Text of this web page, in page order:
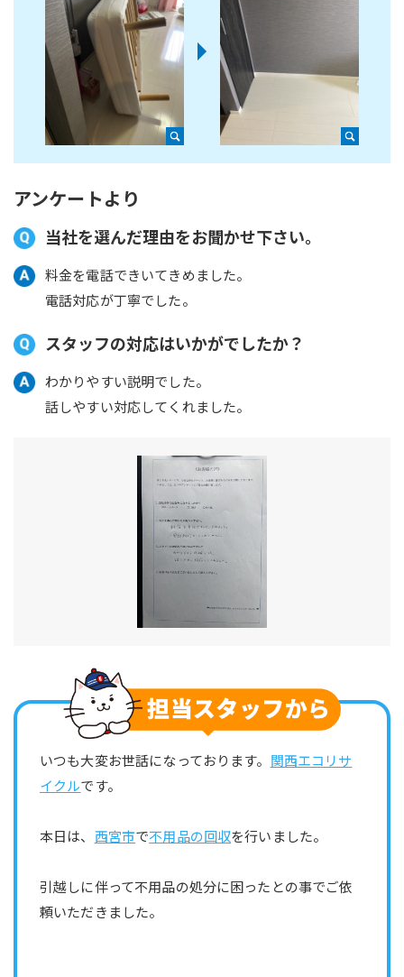
アンケートより
当社を選んだ理由をお聞かせ下さい。
料金を電話できいてきめました。
電話対応が丁寧でした。
スタッフの対応はいかがでしたか？
わかりやすい説明でした。
話しやすい対応してくれました。
いつも大変お世話になっております。 関西エコリサ
イクルです。
本日は、 西宮市で不用品の回収を行いました。
引越しに伴って不用品の処分に困ったとの事でご依
頼いただきました。